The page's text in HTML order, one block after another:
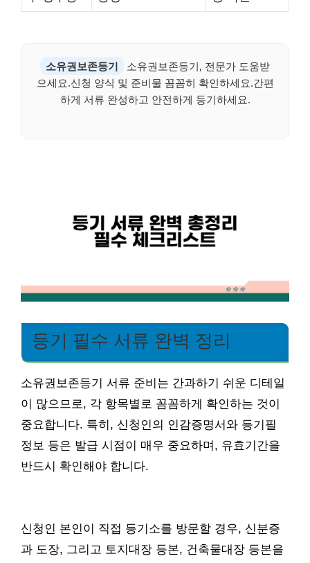
소유권보존등기
소유권보존등기, 전문가 도움받
으세요.신청 양식 및 준비물 꼼꼼히 확인하세요.간편
하게 서류 완성하고 안전하게 등기하세요.
등기 필수 서류 완벽 정리
소유권보존등기 서류 준비는 간과하기 쉬운 디테일
이 많으므로, 각 항목별로 꼼꼼하게 확인하는 것이
중요합니다. 특히, 신청인의 인감증명서와 등기필
정보 등은 발급 시점이 매우 중요하며, 유효기간을
반드시 확인해야 합니다.
신청인 본인이 직접 등기소를 방문할 경우, 신분증
과 도장, 그리고 토지대장 등본, 건축물대장 등본을